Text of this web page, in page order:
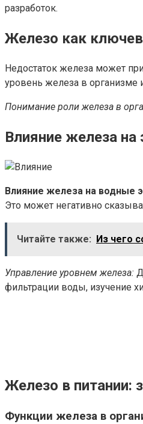
разработок.
Железо как
Недостаток железа может
уровень железа в организме
Понимание роли железа в
Влияние железа на
Влияние железа на водные
Это может негативно
Читайте также: Из чего
Управление уровнем железа:
фильтрации воды, изучение
Железо в питании:
Функции железа в